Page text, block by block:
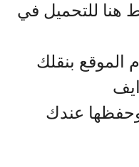
هنا للتحميل في
الموقع بنقلك
وحفظها عندك